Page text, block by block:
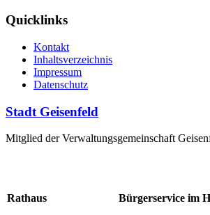
Quicklinks
Kontakt
Inhaltsverzeichnis
Impressum
Datenschutz
Stadt Geisenfeld
Mitglied der Verwaltungsgemeinschaft
Rathaus
Bürgerservice im